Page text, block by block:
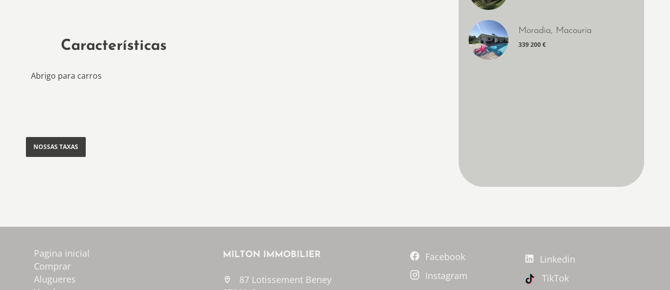
Características
Abrigo para carros
NOSSAS TAXAS
Moradia, Macouria
339 200 €
Pagina inicial
Comprar
Alugueres
MILTON IMMOBILIER
87 Lotissement Beney
Facebook
Instagram
Linkedin
TikTok